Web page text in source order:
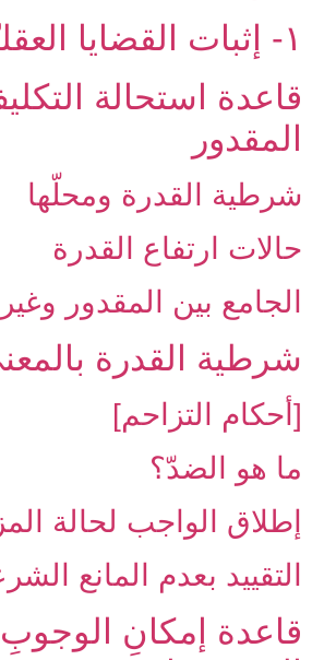
۱- إثبات القضايا العقليّة
قاعدة استحالة
المقدور
شرطية القدرة ومحلّها
حالات ارتفاع القدرة
الجامع بين المقدور
شرطية القدرة
[أحكام التزاحم]
ما هو الضدّ؟
إطلاق الواجب لحالة
التقييد بعدم المانع
قاعدة إمكانِ الوجوبِ